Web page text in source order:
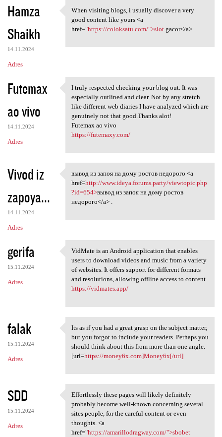
Hamza
Shaikh
14.11.2024
Adres
When visiting blogs, i
When visiting blogs, i usually discover a very
good content like yours <a
href="https://coloksatu.com/">slotgacor</a>
Futemax
ao vivo
14.11.2024
Adres
I truly respected checking
I truly respected checking your blog out. It was
especially outlined and clear. Not by any stretch
like different web diaries I have analyzed which are
genuinely not that good.Thanks alot!
Futemax ao vivo
https://futemaxy.com/
Vivod iz
zapoya...
14.11.2024
Adres
вывод из запоя на дому ростов
вывод из запоя на дому ростов недорого <a
href=http://www.ideya.forums.party/viewtopic.php
?id=654>вывод из запоя на дому ростов
недорого</a> .
gerifa
15.11.2024
Adres
VidMate is an Android
VidMate is an Android application that enables
users to download videos and music from a variety
of websites. It offers support for different formats
and resolutions, allowing offline access to content.
https://vidmates.app/
falak
15.11.2024
Adres
Its as if you had a great
Its as if you had a great grasp on the subject matter,
but you forgot to include your readers. Perhaps you
should think about this from more than one angle.
[url=https://money6x.com]Money6x[/url]
SDD
15.11.2024
Adres
Effortlessly these pages will
Effortlessly these pages will likely definitely
probably become well-known concerning several
sites people, for the careful content or even
thoughts. <a
href="https://amarillodragway.com/">sbobet